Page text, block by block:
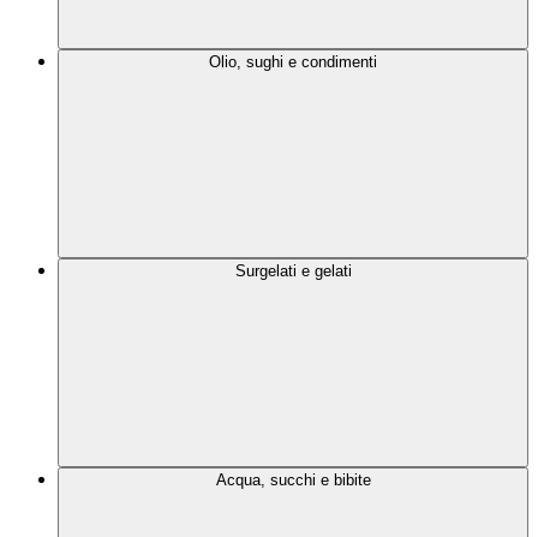
Olio, sughi e condimenti
Surgelati e gelati
Acqua, succhi e bibite